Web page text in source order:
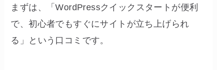
まずは、「WordPressクイックスタートが便利
で、初心者でもすぐにサイトが立ち上げられ
る」という口コミです。